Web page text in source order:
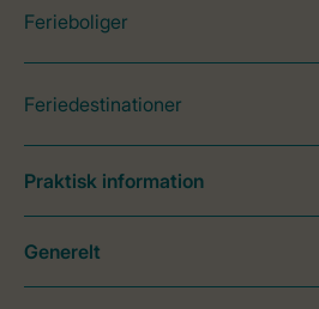
Ferieboliger
Feriedestinationer
Praktisk information
Generelt